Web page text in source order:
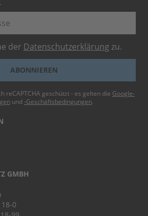
der Datenschutzerklärung zu.
ABONNIEREN
reCAPTCHA geschützt - es gelten die Google-
und -Geschäftsbedingungen.
GMBH
0